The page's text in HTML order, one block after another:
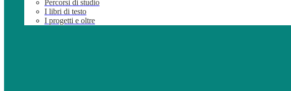
Percorsi di studio
I libri di testo
I progetti e oltre